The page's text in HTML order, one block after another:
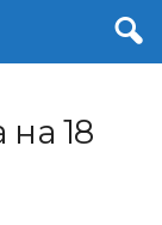
на 18